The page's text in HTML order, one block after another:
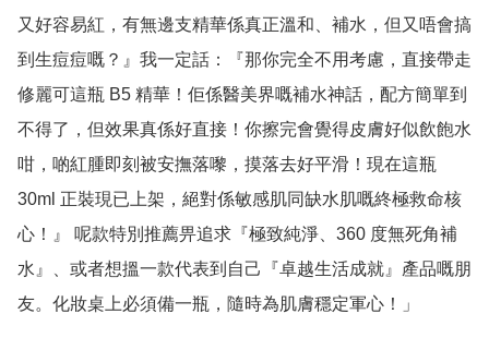
又好容易紅，有無邊支精華係真正溫和、補水，但又唔會搞
到生痘痘嘅？』我一定話：『那你完全不用考慮，直接帶走
修麗可這瓶 B5 精華！佢係醫美界嘅補水神話，配方簡單到
不得了，但效果真係好直接！你擦完會覺得皮膚好似飲飽水
咁，啲紅腫即刻被安撫落嚟，摸落去好平滑！現在這瓶
30ml 正裝現已上架，絕對係敏感肌同缺水肌嘅終極救命核
心！』 呢款特別推薦畀追求『極致純淨、360 度無死角補
水』、或者想搵一款代表到自己『卓越生活成就』產品嘅朋
友。化妝桌上必須備一瓶，隨時為肌膚穩定軍心！」